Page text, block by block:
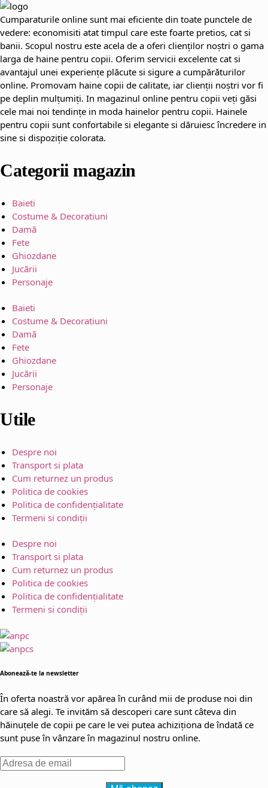
Cumparaturile online sunt mai eficiente din toate punctele de
vedere: economisiti atat timpul care este foarte pretios, cat si
banii. Scopul nostru este acela de a oferi clienților noștri o gama
larga de haine pentru copii. Oferim servicii excelente cat si
avantajul unei experiențe plăcute si sigure a cumpărăturilor
online. Promovam haine copii de calitate, iar clienții noștri vor fi
pe deplin mulțumiți. In magazinul online pentru copii veți găsi
cele mai noi tendințe in moda hainelor pentru copii. Hainele
pentru copii sunt confortabile si elegante si dăruiesc încredere in
sine si dispoziție colorata.
Categorii magazin
Baieti
Costume & Decoratiuni
Damă
Fete
Ghiozdane
Jucării
Personaje
Baieti
Costume & Decoratiuni
Damă
Fete
Ghiozdane
Jucării
Personaje
Utile
Despre noi
Transport si plata
Cum returnez un produs
Politica de cookies
Politica de confidențialitate
Termeni si condiții
Despre noi
Transport si plata
Cum returnez un produs
Politica de cookies
Politica de confidențialitate
Termeni si condiții
Abonează-te la newsletter
În oferta noastră vor apărea în curând mii de produse noi din
care să alegi. Te invităm să descoperi care sunt câteva din
hăinuțele de copii pe care le vei putea achiziționa de îndată ce
sunt puse în vânzare în magazinul nostru online.